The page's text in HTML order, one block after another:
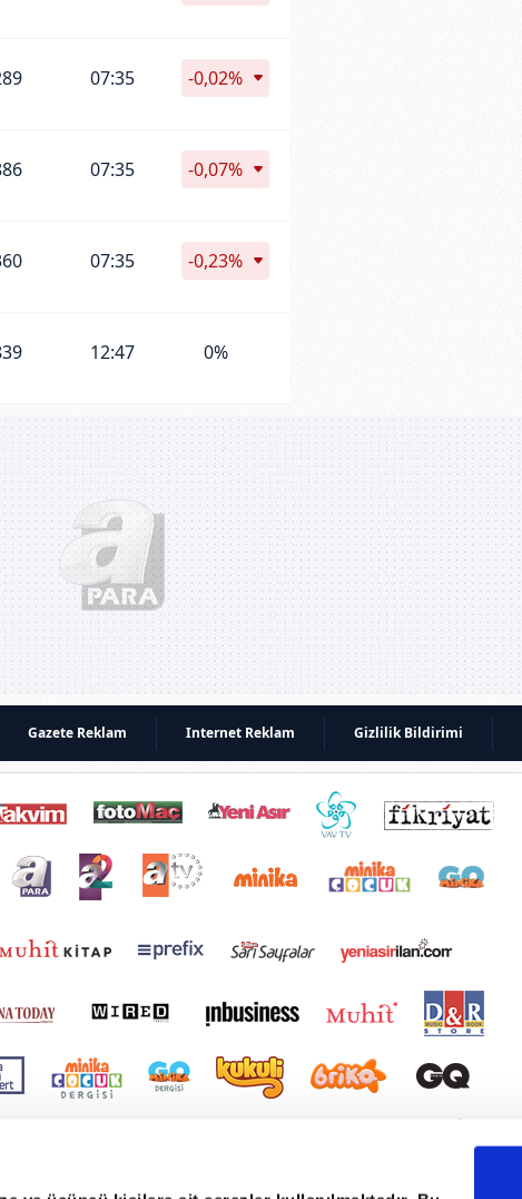
07:35 -0,02%
07:35 -0,07%
07:35 -0,23%
12:47 0%
Gazete Reklam Internet Reklam Gizlilik Bildirimi